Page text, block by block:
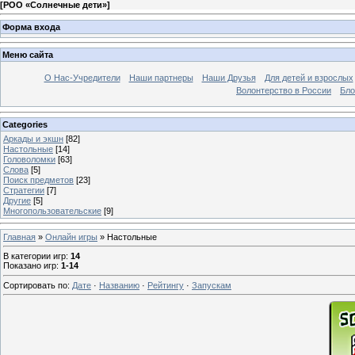
[РОО «Солнечные дети»]
Форма входа
Меню сайта
О Нас-Учредители Наши партнеры Наши Друзья
Для детей и взрослых
Волонтерство в России
Categories
Аркады и экшн [82]
Настольные [14]
Головоломки [63]
Слова [5]
Поиск предметов [23]
Стратегии [7]
Другие [5]
Многопользовательские [9]
Главная » Онлайн игры » Настольные
В категории игр: 14
Показано игр: 1-14
Сортировать по: Дате · Названию · Рейтингу · Запускам